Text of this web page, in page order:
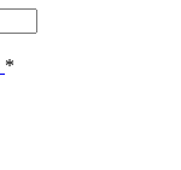
*